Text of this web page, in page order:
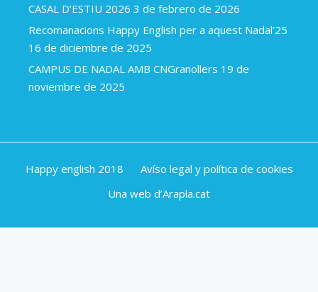
CASAL D’ESTIU 2026 3 de febrero de 2026
Recomanacions Happy English per a aquest Nadal’25
16 de diciembre de 2025
CAMPUS DE NADAL AMB CNGranollers 19 de
noviembre de 2025
Happy english 2018
Avíso legal y política de cookies
Una web d’Arapla.cat